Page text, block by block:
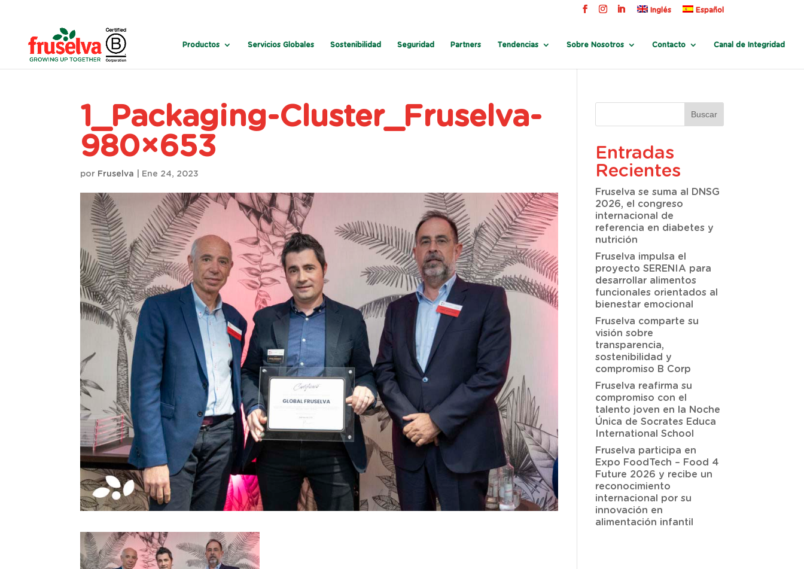
Inglés Español
Productos Servicios Globales Sostenibilidad Seguridad Partners Tendencias Sobre Nosotros Contacto Canal de Integridad
1_Packaging-Cluster_Fruselva-
980×653
por Fruselva Ene 24, 2023
Entradas
Recientes
Fruselva se suma al DNSG
2026, el congreso
internacional de
referencia en diabetes y
nutrición
Fruselva impulsa el
proyecto SERENIA para
desarrollar alimentos
funcionales orientados al
bienestar emocional
Fruselva comparte su
visión sobre
transparencia,
sostenibilidad y
compromiso B Corp
Fruselva reafirma su
compromiso con el
talento joven en la Noche
Única de Socrates Educa
International School
Fruselva participa en
Expo FoodTech – Food 4
Future 2026 y recibe un
reconocimiento
internacional por su
innovación en
alimentación infantil